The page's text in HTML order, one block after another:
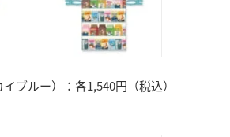
ブルー）：各1,540円（税込）